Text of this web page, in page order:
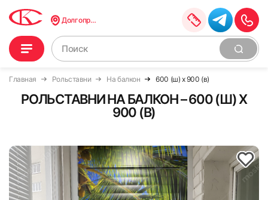
Долгопрудный
Главная Рольставни На балкон 600 (ш) x 900 (в)
РОЛЬСТАВНИ НА БАЛКОН – 600 (Ш) X
900 (В)